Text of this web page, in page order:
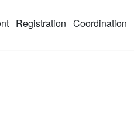
Registration Coordination